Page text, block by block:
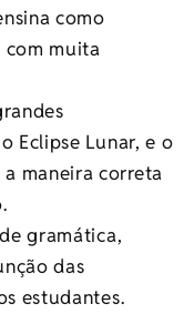
como
com muita
Eclipse Lunar, e o
maneira correta
gramática,
das
estudantes.